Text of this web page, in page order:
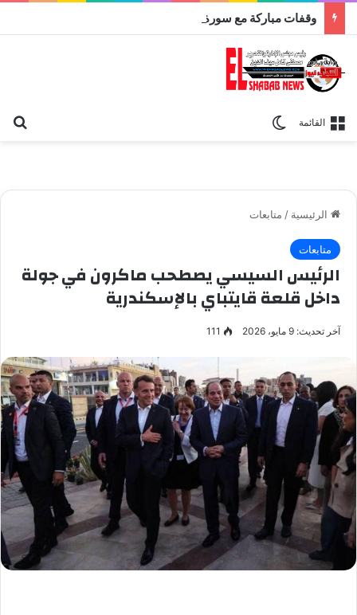
القائمة
الرئيسية / متابعات
متابعات
الرئيس السيسي يصطحب ماكرون في جولة
داخل قلعة قايتباي بالإسكندرية
آخر تحديث: 9 مايو، 2026 111